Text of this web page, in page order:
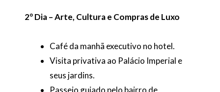
2° Dia – Arte, Cultura e Compras de Luxo
Café da manhã executivo no hotel.
Visita privativa ao Palácio Imperial e
seus jardins.
Passeio guiado pelo bairro de